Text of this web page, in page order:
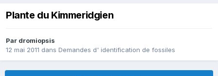
Plante du Kimmeridgien
Par dromiopsis
12 mai 2011 dans Demandes d' identification de fossiles